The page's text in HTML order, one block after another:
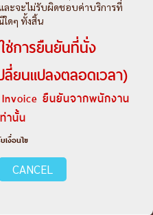
ะจะไม่รับผิดชอบค่าบริการที่
ใดๆ ทั้งสิ้น
ช่การยืนยันที่นั่ง
ลี่ยนแปลงตลอดเวลา)
ยืนยันจากพนักงาน
านั้น
เงื่อนไข
CANCEL